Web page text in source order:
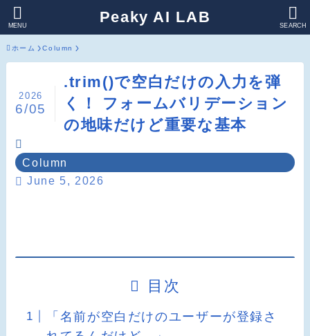
Peaky AI LAB SEARCH
MENU
ホーム Column
.trim()で空白だけの入力を弾
く！ フォームバリデーション
の地味だけど重要な基本
2026
6/05
Column
June 5, 2026
目次
「名前が空白だけのユーザーが登録さ